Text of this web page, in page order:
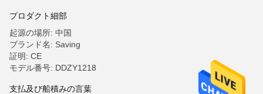
プロダクト細部
起源の場所: 中国
ブランド名: Saving
証明: CE
モデル番号: DDZY1218
支払及び船積みの言葉